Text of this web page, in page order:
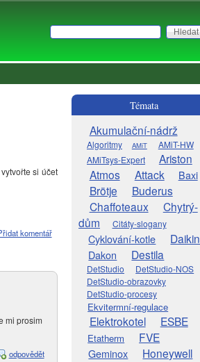
Vyhledávání
Hledat
si účet
komentář
mi prosim
odpovědět
Témata
Akumulační-nádrž
Algoritmy AMiT
AMiT-HW
AMiTsys-Expert
Ariston
Atmos
Attack Baxi
Brötje
Buderus
Chaffoteaux
Chytrý-
dům
Citáty-slogany
Cyklování-kotle Daikin
Dakon Destila
DetStudio
DetStudio-NOS
DetStudio-obrazovky
DetStudio-procesy
Ekvitermní-regulace
Elektrokotel ESBE
Etatherm FVE
Geminox
Honeywell